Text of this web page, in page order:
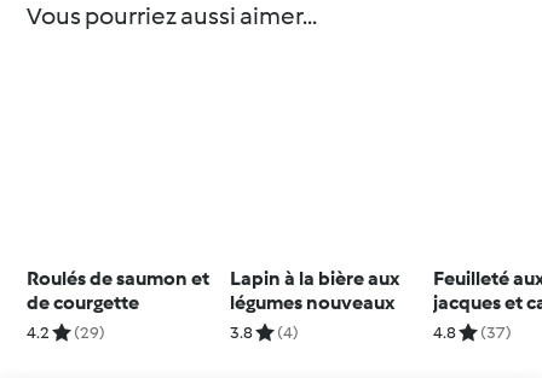
Vous pourriez aussi aimer...
Roulés de saumon et
de courgette
4.2 (29)
Lapin à la bière aux
légumes nouveaux
3.8 (4)
Feuilleté
jacques et
4.8 (37)